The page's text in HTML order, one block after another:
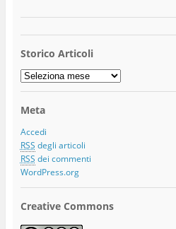
Storico Articoli
Storico
Articoli
Meta
Accedi
RSS degli articoli
RSS dei commenti
WordPress.org
Creative Commons